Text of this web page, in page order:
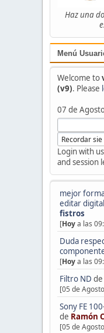
Haz una
Menú
Welcome to
(v9). Please
07 de
Login with
and session
mejor
editar
fistros
[Hoya las
Duda
[Hoya las
Filtro ND de
[05 de
Sony FE
de Ramón
[05 de